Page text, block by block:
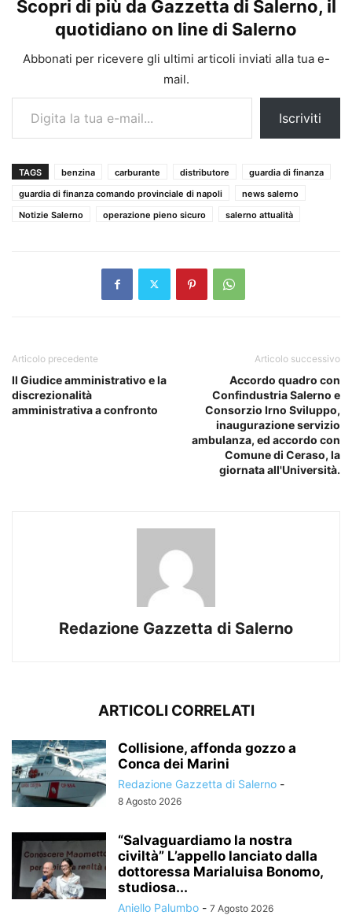
Scopri di più da Gazzetta di Salerno, il
quotidiano on line di Salerno
Abbonati per ricevere gli ultimi articoli inviati alla tua e-
mail.
Digita la tua e-mail...
Iscriviti
TAGS benzina carburante distributore
guardia di finanza
guardia di finanza comando provinciale di napoli
news salerno
Notizie Salerno
operazione pieno sicuro salerno attualità
Articolo precedente
Il Giudice amministrativo e la
discrezionalità
amministrativa a confronto
Articolo successivo
Accordo quadro con
Confindustria Salerno e
Consorzio Irno Sviluppo,
inaugurazione servizio
ambulanza, ed accordo con
Comune di Ceraso, la
giornata all'Università.
Redazione Gazzetta di Salerno
ARTICOLI CORRELATI
Collisione, affonda gozzo a
Conca dei Marini
Redazione Gazzetta di Salerno -
8 Agosto 2026
“Salvaguardiamo la nostra
civiltà” L’appello lanciato dalla
dottoressa Marialuisa Bonomo,
studiosa...
Aniello Palumbo - 7 Agosto 2026